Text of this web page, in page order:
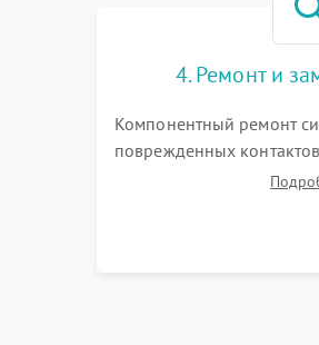
4. Ремонт и
Компонентный ремонт
поврежденных
строя двигателей,